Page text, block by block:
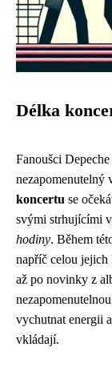
Délka
Fanoušci
nezapomenutelný
koncertu se
svými strhujícími
hodiny. Během
napříč celou
až po novinky z
vychutnat energii
vkládají.